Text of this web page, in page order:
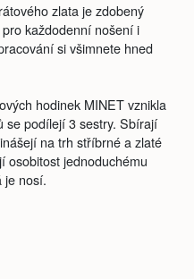
zlata je zdobený
každodenní nošení i
si všimnete hned
hodinek MINET vznikla
se podílejí 3 sestry. Sbírají
na trh stříbrné a zlaté
osobitost jednoduchému
je nosí.